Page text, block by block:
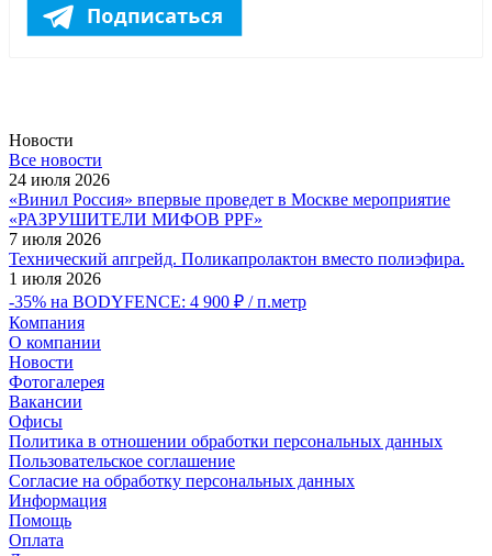
Новости
Все новости
24 июля 2026
«Винил Россия» впервые проведет в Москве мероприятие
«РАЗРУШИТЕЛИ МИФОВ PPF»
7 июля 2026
Технический апгрейд. Поликапролактон вместо полиэфира.
1 июля 2026
-35% на BODYFENCE: 4 900 ₽ / п.метр
Компания
О компании
Новости
Фотогалерея
Вакансии
Офисы
Политика в отношении обработки персональных данных
Пользовательское соглашение
Согласие на обработку персональных данных
Информация
Помощь
Оплата